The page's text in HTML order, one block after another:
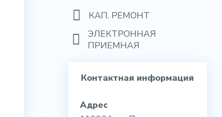
КАП. РЕМОНТ
ЭЛЕКТРОННАЯ
ПРИЕМНАЯ
Контактная информация
Адрес